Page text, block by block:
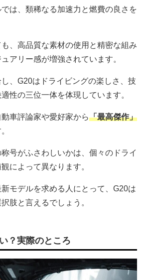
は、類稀なる加速力と燃費の良さを
、高品質な素材の使用と精密な組み
アリー感が増強されています。
、G20はドライビングの楽しさ、技
性の三位一体を体現しています。
車評論家や愛好家から「最高傑作」
号がふさわしいかは、個々のドライ
によって異なります。
モデルを求める人にとって、G20は
肢と言えるでしょう。
？実際のところ